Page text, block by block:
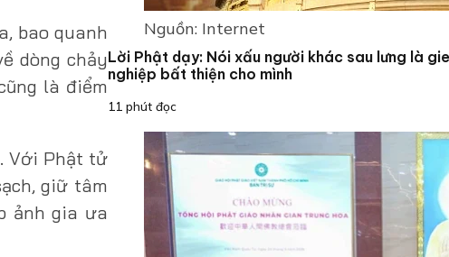
bao quanh
dòng chảy
là điểm
Với Phật tử
giữ tâm
ảnh gia ưa
Nguồn: Internet
Lời Phật dạy: Nói xấu người khác sau lưng là
nghiệp bất thiện cho mình
11 phút đọc